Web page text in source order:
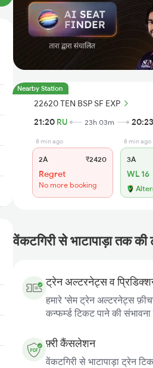
Nearby Station
22620 TEN BSP SF EXP
21:20 RU 23h 03m 20:23
8 min ago
2A ₹2420
Regret
No more booking
8 min ago
3A
WL 16
वेंकटगिरी से भाटापाड़ा तक
ट्रेन अल्टरनेट्स व
हमारे 'सेम ट्रेन अल्टरनेट्स
कन्फर्म्ड टिकट पाने की संभावना
फ़्री कैंसलेशन
वेंकटगिरी से भाटापाड़ा ट्रेन